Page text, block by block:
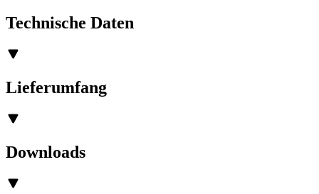
Technische Daten
Lieferumfang
Downloads